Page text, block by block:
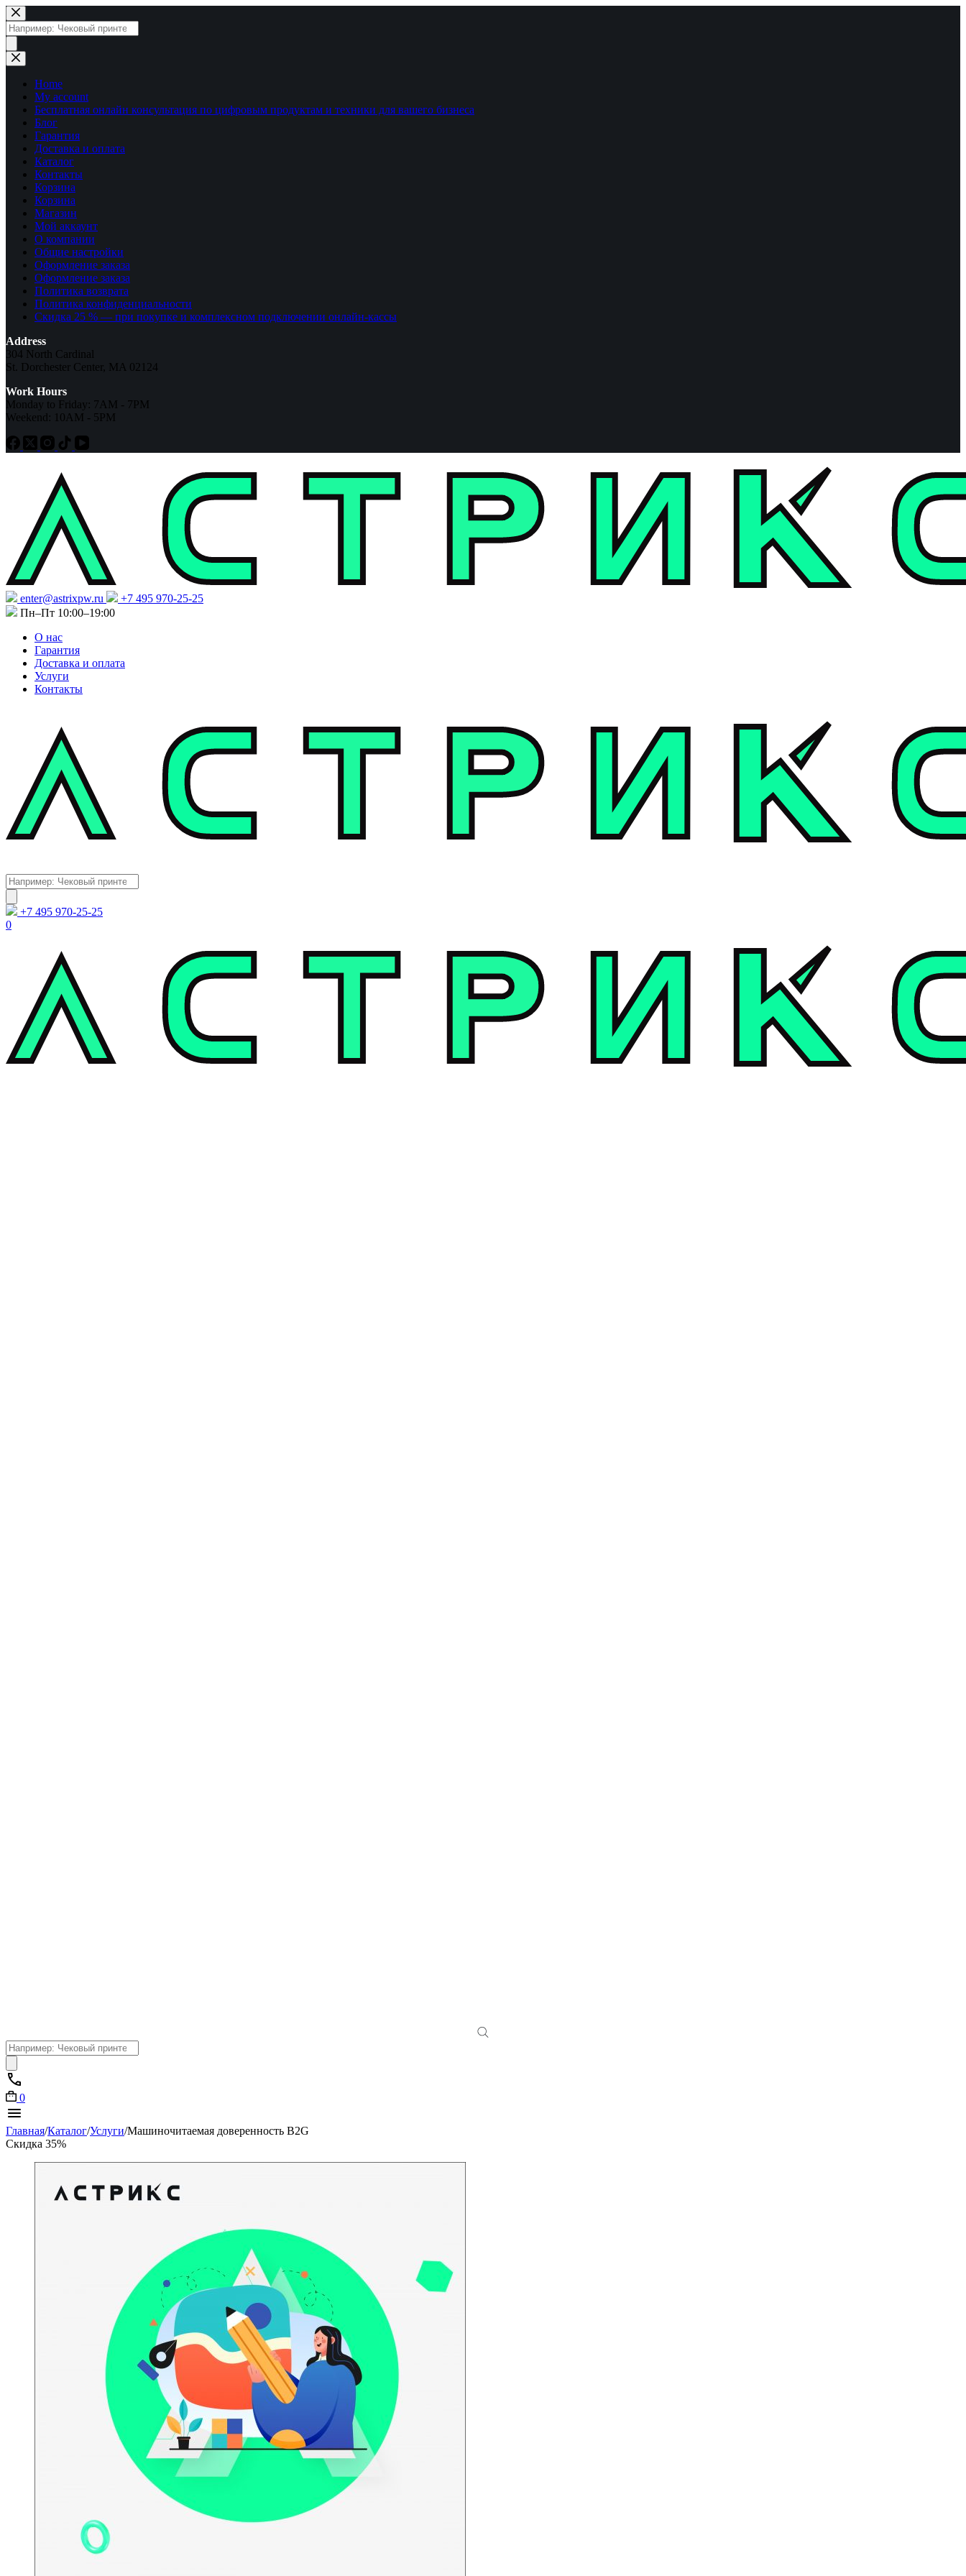
Перейти
к
сути
Поиск
товаров
Home
My account
Бесплатная онлайн консультация по цифровым продуктам и техники для вашего бизнеса
Блог
Гарантия
Доставка и оплата
Каталог
Контакты
Корзина
Корзина
Магазин
Мой аккаунт
О компании
Общие настройки
Оформление заказа
Оформление заказа
Политика возврата
Политика конфиденциальности
Скидка 25 % — при покупке и комплексном подключении онлайн-кассы
Address
304 North Cardinal
St. Dorchester Center, MA 02124
Work Hours
Monday to Friday: 7AM - 7PM
Weekend: 10AM - 5PM
enter@astrixpw.ru
+7 495 970-25-25
Пн–Пт 10:00–19:00
О нас
Гарантия
Доставка и оплата
Услуги
Контакты
Поиск
товаров
+7 495 970-25-25
0
Поиск
товаров
0
Главная/Каталог/Услуги/Машиночитаемая доверенность B2G
Скидка 35%